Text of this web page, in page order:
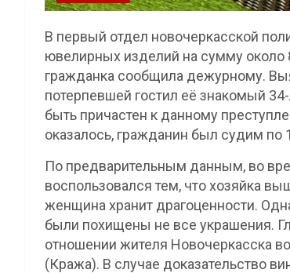
В первый отдел новочеркасской
ювелирных изделий на сумму около
гражданка сообщила дежурному.
потерпевшей гостил её знакомый
быть причастен к данному
оказалось, гражданин был судим по
По предварительным данным, во
воспользовался тем, что хозяйка
женщина хранит драгоценности.
были похищены не все украшения.
отношении жителя Новочеркасска
(Кража). В случае доказательство